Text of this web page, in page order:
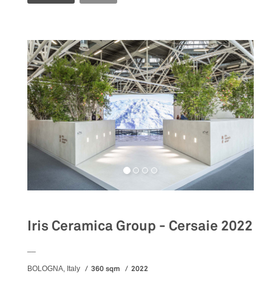
Iris Ceramica Group - Cersaie 2022
BOLOGNA, Italy 360 sqm
2022